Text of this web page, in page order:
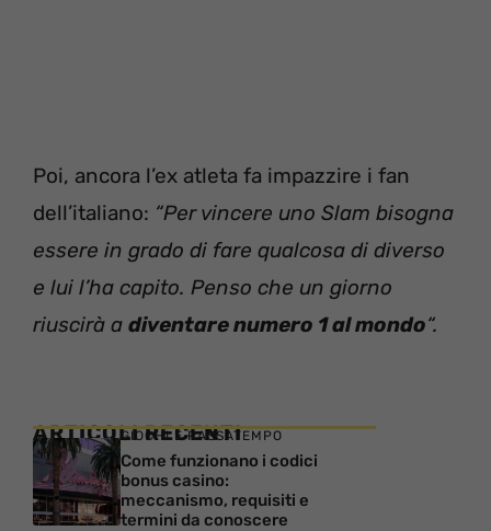
Poi, ancora l’ex atleta fa impazzire i fan
dell’italiano: “Per vincere uno Slam bisogna
essere in grado di fare qualcosa di diverso
e lui l’ha capito. Penso che un giorno
riuscirà a diventare numero 1 al mondo“.
ARTICOLI RECENTI
GIOCHI E PASSATEMPO
Come funzionano i codici
bonus casino:
meccanismo, requisiti e
termini da conoscere